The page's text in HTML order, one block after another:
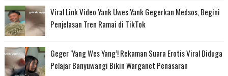
Viral Link Video Yank Uwes Yank Gegerkan Medsos, Begini
Penjelasan Tren Ramai di TikTok
Geger ‘Yang Wes Yang’! Rekaman Suara Erotis Viral Diduga
Pelajar Banyuwangi Bikin Warganet Penasaran